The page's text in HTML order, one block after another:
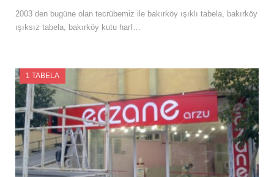
2003 den bugüne olan tecrübemiz ile bakırköy ışıklı tabela, bakırköy
ışıksız tabela, bakırköy kutu harf…
1 TABELA